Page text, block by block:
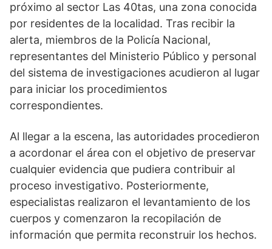
próximo al sector Las 40tas, una zona conocida
por residentes de la localidad. Tras recibir la
alerta, miembros de la Policía Nacional,
representantes del Ministerio Público y personal
del sistema de investigaciones acudieron al lugar
para iniciar los procedimientos
correspondientes.
Al llegar a la escena, las autoridades procedieron
a acordonar el área con el objetivo de preservar
cualquier evidencia que pudiera contribuir al
proceso investigativo. Posteriormente,
especialistas realizaron el levantamiento de los
cuerpos y comenzaron la recopilación de
información que permita reconstruir los hechos.